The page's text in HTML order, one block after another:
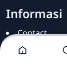
Informasi
Contact
Disclamer